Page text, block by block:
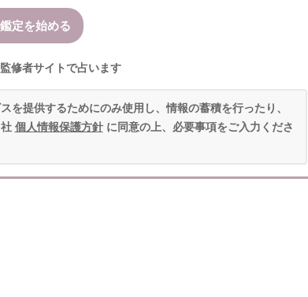
修者サイトで占います
提供するためにのみ使用し、情報の蓄積を行ったり、
個人情報保護方針に同意の上、必要事項をご入力くださ